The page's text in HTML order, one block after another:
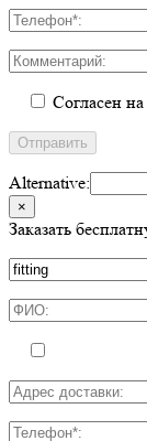
Согласен
Alternative:
×
Заказать